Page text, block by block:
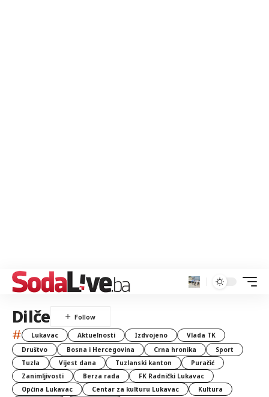
Dilče
# Lukavac Aktuelnosti Izdvojeno
Vlada TK
Društvo
Bosna i Hercegovina Crna hronika
Sport
Tuzla
Vijest dana Tuzlanski kanton
Puračić
Zanimljivosti
Berza rada
FK Radnički Lukavac
Općina Lukavac
Centar za kulturu Lukavac
Kultura